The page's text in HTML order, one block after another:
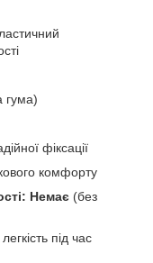
гума)
фіксації
комфорту
Немає (без
під час